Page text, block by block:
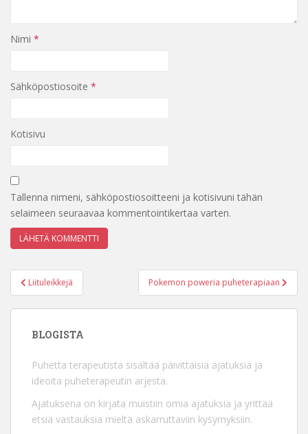
Nimi *
Sähköpostiosoite *
Kotisivu
Tallenna nimeni, sähköpostiosoitteeni ja kotisivuni tähän
selaimeen seuraavaa kommentointikertaa varten.
Artikkelien
selaus
Liituleikkejä Pokemon poweria puheterapiaan
BLOGISTA
Puhetta terapeutista sisältää päivittäisiä ajatuksia ja
ideoita puheterapeutin arjesta.
Ajatuksena on kirjata muistiin omia ajatuksia ja yrittää
etsiä vastauksia mieltä askarruttaviin kysymyksiin.